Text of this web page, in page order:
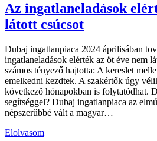
Az ingatlaneladások
látott csúcsot
Dubaj ingatlanpiaca 2024 áprilisában
ingatlaneladások elérték az öt éve nem
számos tényező hajtotta: A kereslet
emelkedni kezdtek. A szakértők úgy
következő hónapokban is folytatódhat.
segítséggel? Dubaj ingatlanpiaca az
népszerűbbé vált a magyar…
Elolvasom